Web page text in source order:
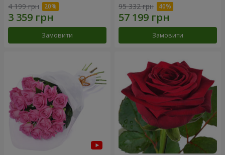
4 199 грн
Замовити
95 332 грн
Замовити